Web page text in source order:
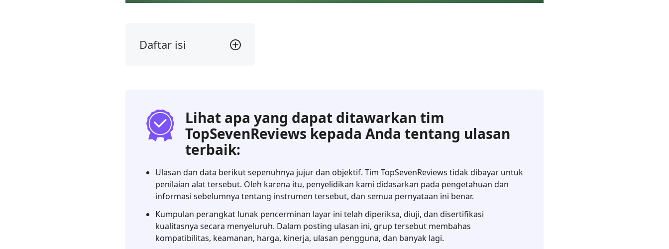
Daftar isi
Apa
itu
Cermin
Ulasan
Cermin
Telepon
Aiseesoft
Lihat apa yang dapat ditawarkan tim
TopSevenReviews kepada Anda tentang ulasan
terbaik:
Ulasan dan data berikut sepenuhnya jujur dan objektif. Tim TopSevenReviews tidak dibayar untuk
penilaian alat tersebut. Oleh karena itu, penyelidikan kami didasarkan pada pengetahuan dan
informasi sebelumnya tentang instrumen tersebut, dan semua pernyataan ini benar.
Kumpulan perangkat lunak pencerminan layar ini telah diperiksa, diuji, dan disertifikasi
kualitasnya secara menyeluruh. Dalam posting ulasan ini, grup tersebut membahas
kompatibilitas, keamanan, harga, kinerja, ulasan pengguna, dan banyak lagi.